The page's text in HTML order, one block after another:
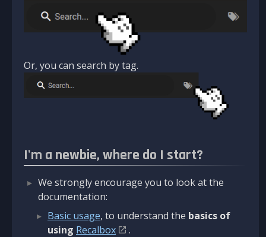
Or, you can search by tag.
I'm a newbie, where do I start?
We strongly encourage you to look at the
documentation:
Basic usage, to understand the basics of
using Recalbox
.